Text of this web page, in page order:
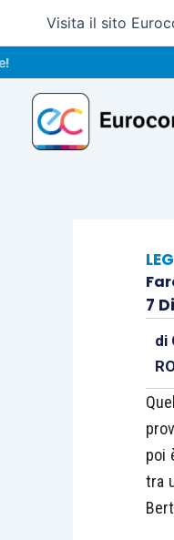
contenuto
Visita il sito
7
di
poi
tra